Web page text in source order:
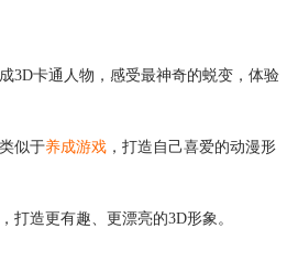
3D卡通人物，感受最神奇的蜕变，体验
似于养成游戏 ，打造自己喜爱的动漫形
打造更有趣、更漂亮的3D形象。